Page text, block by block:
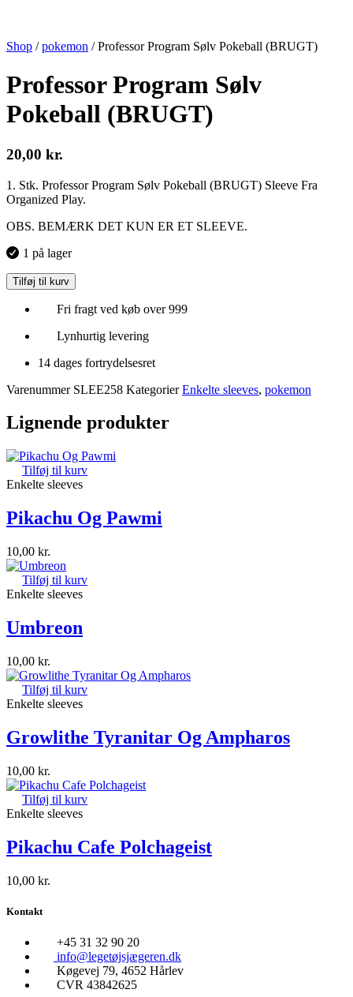
Shop /pokemon /Professor Program Sølv Pokeball (BRUGT)
Professor Program Sølv
Pokeball (BRUGT)
20,00 kr.
1. Stk. Professor Program Sølv Pokeball (BRUGT) Sleeve Fra
Organized Play.
OBS. BEMÆRK DET KUN ER ET SLEEVE.
1 på lager
Tilføj til kurv
Fri fragt ved køb over 999
Lynhurtig levering
14 dages fortrydelsesret
Varenummer SLEE258 Kategorier Enkelte sleeves, pokemon
Lignende produkter
Tilføj til kurv
Enkelte sleeves
Pikachu Og Pawmi
10,00 kr.
Tilføj til kurv
Enkelte sleeves
Umbreon
10,00 kr.
Tilføj til kurv
Enkelte sleeves
Growlithe Tyranitar Og Ampharos
10,00 kr.
Tilføj til kurv
Enkelte sleeves
Pikachu Cafe Polchageist
10,00 kr.
Kontakt
+45 31 32 90 20
info@legetøjsjægeren.dk
Køgevej 79, 4652 Hårlev
CVR 43842625